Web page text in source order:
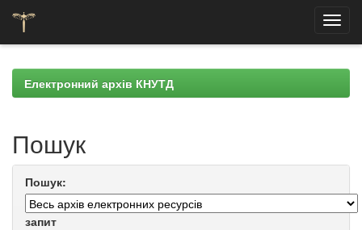
navigationЕлектронний архів КНУТД
Пошук
Пошук:
запит